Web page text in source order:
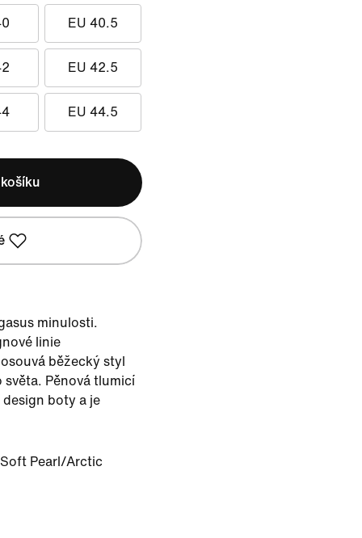
EU 40.5
EU 42.5
EU 44.5
minulosti.
linie
běžecký styl
Pěnová tlumicí
boty a je
Pearl/Arctic